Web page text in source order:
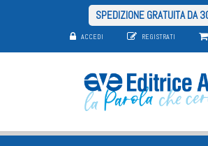
SPEDIZIONE GRATUITA DA
ACCEDI REGISTRATI